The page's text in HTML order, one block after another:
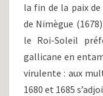
la fin de la paix
de Nimègue
le Roi-Soleil
gallicane en
virulente : aux
1680 et 1685